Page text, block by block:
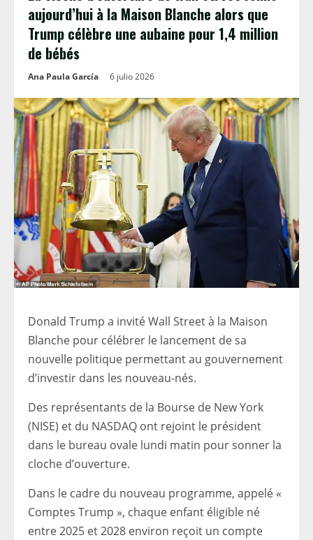
aujourd’hui à la Maison Blanche alors que
Trump célèbre une aubaine pour 1,4 million
de bébés
Ana Paula García 6 julio 2026
Donald Trump a invité Wall Street à la Maison
Blanche pour célébrer le lancement de sa
nouvelle politique permettant au gouvernement
d’investir dans les nouveau-nés.
Des représentants de la Bourse de New York
(NISE) et du NASDAQ ont rejoint le président
dans le bureau ovale lundi matin pour sonner la
cloche d’ouverture.
Dans le cadre du nouveau programme, appelé «
Comptes Trump », chaque enfant éligible né
entre 2025 et 2028 environ reçoit un compte